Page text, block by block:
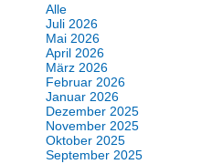
Alle
Juli 2026
Mai 2026
April 2026
März 2026
Februar 2026
Januar 2026
Dezember 2025
November 2025
Oktober 2025
September 2025